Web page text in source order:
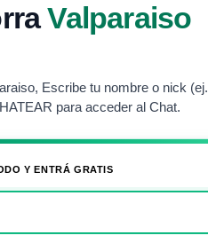
Valparaiso
Escribe tu nombre o nick (ej.
para acceder al Chat.
Y ENTRÁ GRATIS